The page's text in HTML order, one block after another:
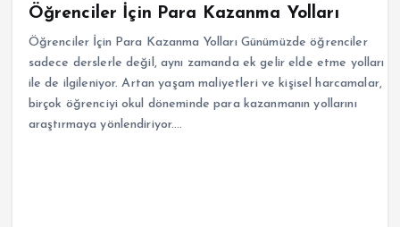
Öğrenciler İçin Para Kazanma Yolları
Öğrenciler İçin Para Kazanma Yolları Günümüzde öğrenciler
sadece derslerle değil, aynı zamanda ek gelir elde etme yolları
ile de ilgileniyor. Artan yaşam maliyetleri ve kişisel harcamalar,
birçok öğrenciyi okul döneminde para kazanmanın yollarını
araştırmaya yönlendiriyor.…